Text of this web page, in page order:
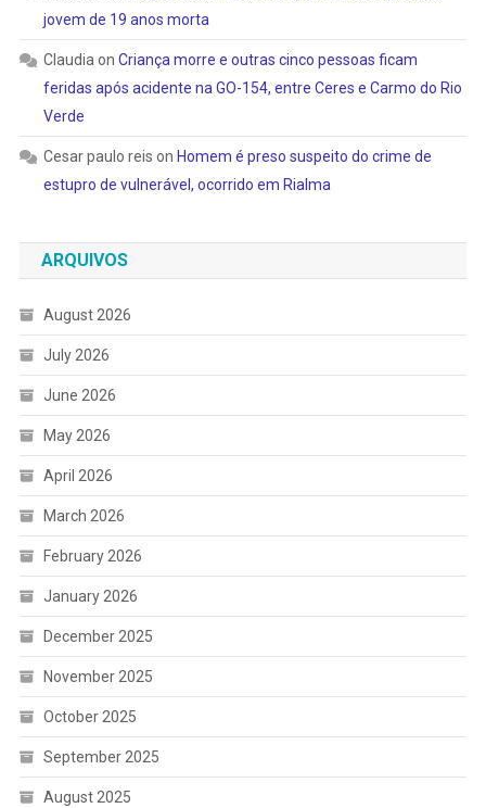
jovem de 19 anos morta
Claudia on Criança morre e outras cinco pessoas ficam
feridas após acidente na GO-154, entre Ceres e Carmo do Rio
Verde
Cesar paulo reis on Homem é preso suspeito do crime de
estupro de vulnerável, ocorrido em Rialma
ARQUIVOS
August 2026
July 2026
June 2026
May 2026
April 2026
March 2026
February 2026
January 2026
December 2025
November 2025
October 2025
September 2025
August 2025